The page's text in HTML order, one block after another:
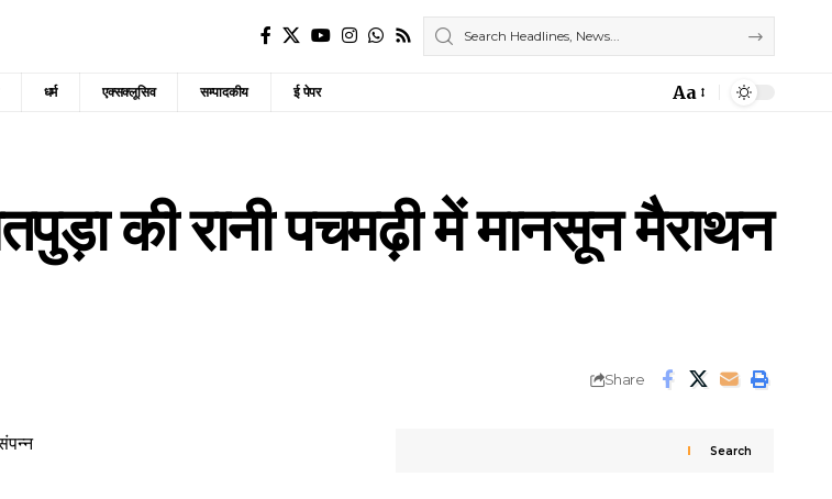
धर्म एक्सक्लूसिव सम्पादकीय ई पेपर
Font
Aa
की रानी पचमढ़ी में मानसून मैराथन
Share
Search